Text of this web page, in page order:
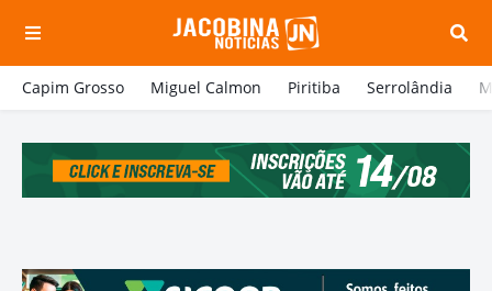
Capim Grosso Miguel Calmon Piritiba Serrolândia